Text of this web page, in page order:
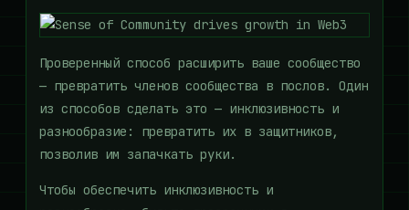
Проверенный способ расширить ваше сообщество
— превратить членов сообщества в послов. Один
из способов сделать это — инклюзивность и
разнообразие: превратить их в защитников,
позволив им запачкать руки.
Чтобы обеспечить инклюзивность и